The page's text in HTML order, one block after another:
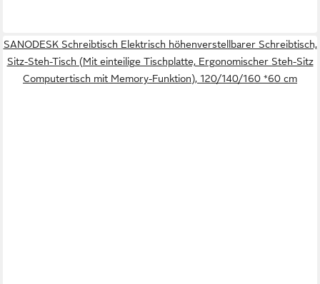
SANODESK Schreibtisch Elektrisch höhenverstellbarer Schreibtisch,
Sitz-Steh-Tisch (Mit einteilige Tischplatte, Ergonomischer Steh-Sitz
Computertisch mit Memory-Funktion), 120/140/160 *60 cm